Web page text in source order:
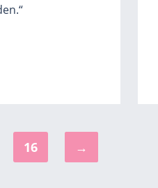
Seite
16 →